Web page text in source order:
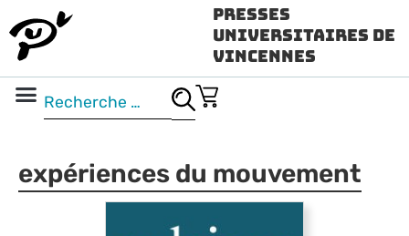
Presses
Universitaires de
Vincennes
expériences du mouvement